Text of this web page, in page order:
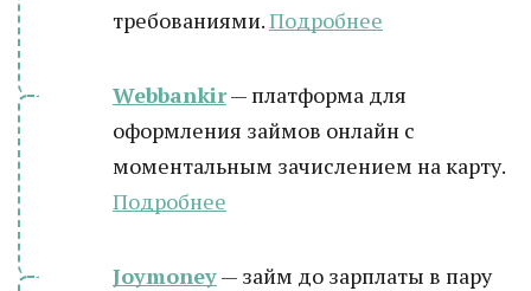
требованиями.Подробнее
Webbankir— платформа для
оформления займов онлайн с
моментальным зачислением на карту.
Подробнее
Joymoney— займ до зарплаты в пару